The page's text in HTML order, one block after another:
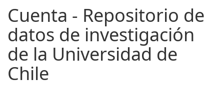
Cuenta - Repositorio de
datos de investigación
de la Universidad de
Chile